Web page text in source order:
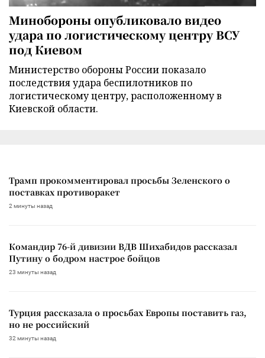
Минобороны опубликовало видео
удара по логистическому центру ВСУ
под Киевом
Министерство обороны России показало
последствия удара беспилотников по
логистическому центру, расположенному в
Киевской области.
Трамп прокомментировал просьбы Зеленского о
поставках противоракет
2 минуты назад
Командир 76-й дивизии ВДВ Шихабидов рассказал
Путину о бодром настрое бойцов
23 минуты назад
Турция рассказала о просьбах Европы поставить газ,
но не российский
32 минуты назад